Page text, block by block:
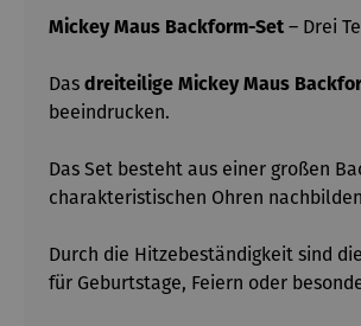
Mickey Maus Backform-Set – Drei
Das dreiteilige Mickey Maus
beeindrucken.
Das Set besteht aus einer großen
charakteristischen Ohren
Durch die Hitzebeständigkeit sind
für Geburtstage, Feiern oder